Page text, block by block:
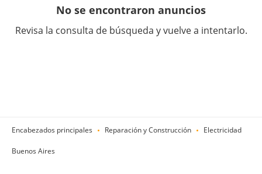
No se encontraron anuncios
Revisa la consulta de búsqueda y vuelve a intentarlo.
Encabezados principales Reparación y Construcción Electricidad
Buenos Aires